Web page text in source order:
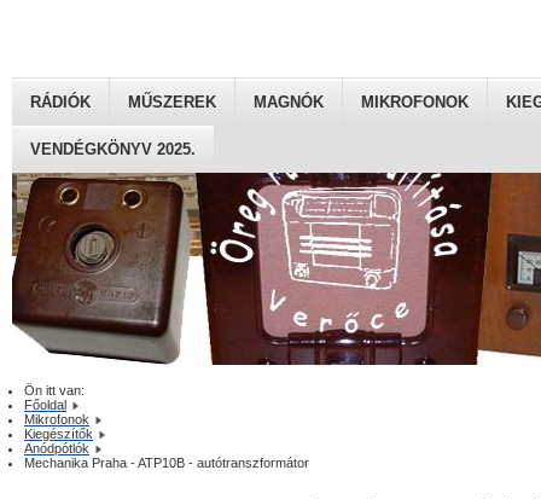
RÁDIÓK MŰSZEREK MAGNÓK MIKROFONOK
VENDÉGKÖNYV 2025.
Ön itt van:
Főoldal
Mikrofonok
Kiegészítők
Anódpótlók
Mechanika Praha - ATP10B - autótranszformátor